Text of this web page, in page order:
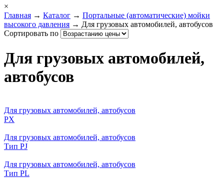
×
Главная → Каталог → Портальные (автоматические) мойки
высокого давления → Для грузовых автомобилей, автобусов
Сортировать по
Для грузовых автомобилей,
автобусов
Для грузовых автомобилей, автобусов
PX
Для грузовых автомобилей, автобусов
Тип PJ
Для грузовых автомобилей, автобусов
Тип PL